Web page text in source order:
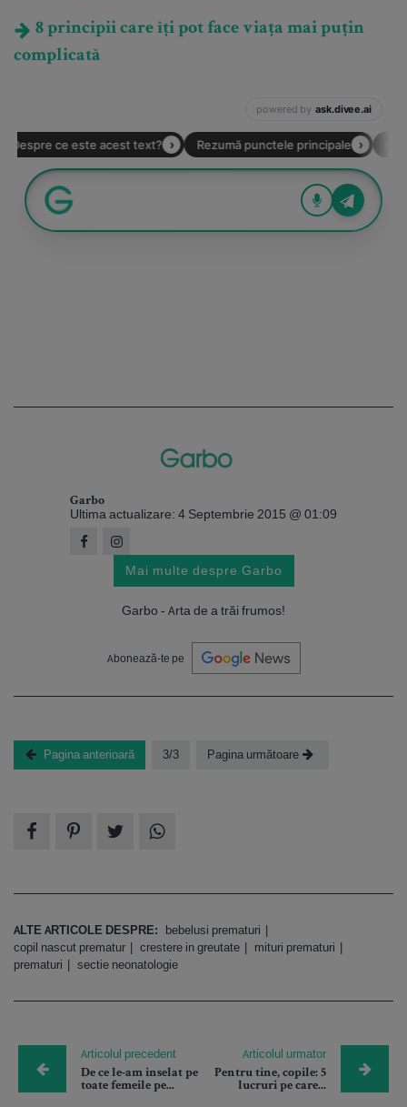
8 principii care îți pot face viața mai puțin
complicată
Garbo
Ultima actualizare: 4 Septembrie 2015 @ 01:09
Mai multe despre Garbo
Garbo - Arta de a trăi frumos!
Abonează-te pe
Pagina anterioară 3/3 Pagina următoare
ALTE ARTICOLE DESPRE: bebelusi prematuri
copil nascut prematur
crestere in greutate
mituri prematuri
prematuri
sectie neonatologie
Articolul precedent
De ce le-am inselat pe
toate femeile pe...
Articolul urmator
Pentru tine, copile: 5
lucruri pe care...